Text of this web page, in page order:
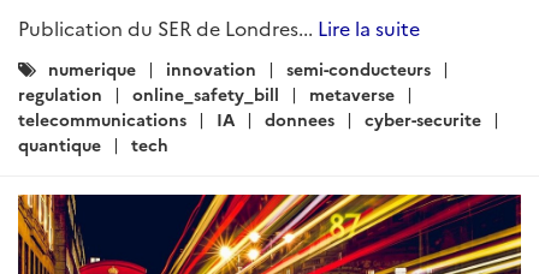
Publication du SER de Londres... Lire la suite
Catégories
:
numerique innovation
semi-conducteurs
regulation
online_safety_bill
metaverse
telecommunications
IA donnees
cyber-securite
quantique
tech